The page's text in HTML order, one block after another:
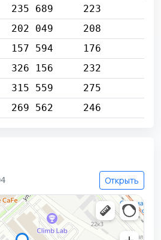
235 689
223
202 049
208
157 594
176
326 156
232
315 559
275
269 562 246
Открыть